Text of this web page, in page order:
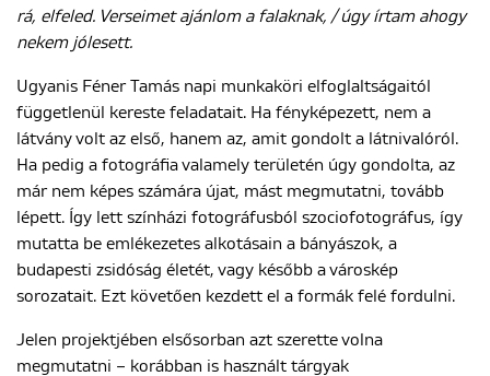
rá, elfeled. Verseimet ajánlom a falaknak, / úgy írtam ahogy
nekem jólesett.
Ugyanis Féner Tamás napi munkaköri elfoglaltságaitól
függetlenül kereste feladatait. Ha fényképezett, nem a
látvány volt az első, hanem az, amit gondolt a látnivalóról.
Ha pedig a fotográfia valamely területén úgy gondolta, az
már nem képes számára újat, mást megmutatni, tovább
lépett. Így lett színházi fotográfusból szociofotográfus, így
mutatta be emlékezetes alkotásain a bányászok, a
budapesti zsidóság életét, vagy később a városkép
sorozatait. Ezt követően kezdett el a formák felé fordulni.
Jelen projektjében elsősorban azt szerette volna
megmutatni – korábban is használt tárgyak